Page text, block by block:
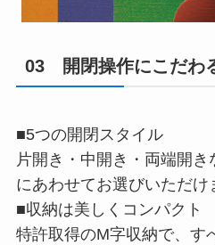
03 開閉操作にこだわ
■5つの開閉スタイル
片開き・中開き・両端開
にあわせてお選びいただけ
■収納は美しくコンパクト
特許取得のM字収納で、す